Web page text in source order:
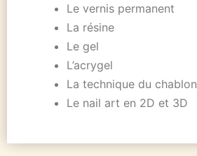
Le vernis permanent
La résine
Le gel
L’acrygel
La technique du chablon
Le nail art en 2D et 3D